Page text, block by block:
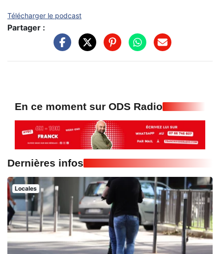
Télécharger le podcast
Partager :
En ce moment sur ODS Radio
Dernières infos
Locales